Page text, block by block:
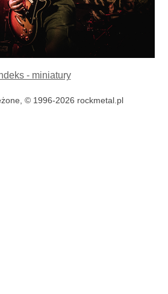
- miniatury
© 1996-2026 rockmetal.pl